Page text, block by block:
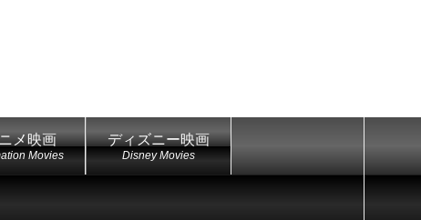
メ映画
Movies
ディズニー映画
Disney Movies